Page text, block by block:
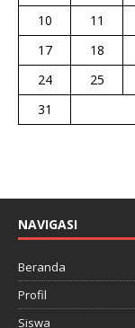
10
11
17
18
24
25
31
NAVIGASI
Beranda
Profil
Siswa